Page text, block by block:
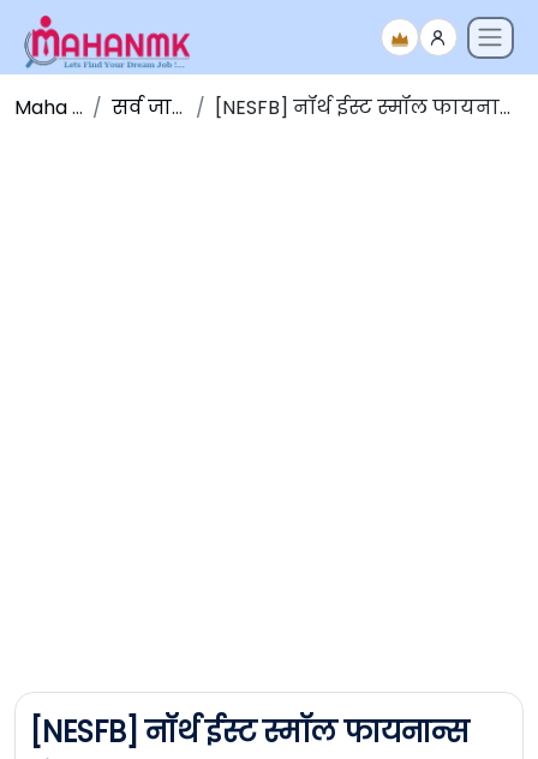
Maha NMK सर्व जाहिराती [NESFB] नॉर्थ ईस्ट स्मॉल फायनान्स बँक भरती २०२२
[NESFB] नॉर्थ ईस्ट स्मॉल फायनान्स